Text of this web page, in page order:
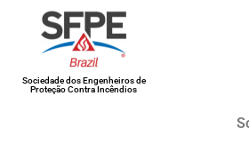
Sociedade dos Engenheiros de
Proteção Contra Incêndios